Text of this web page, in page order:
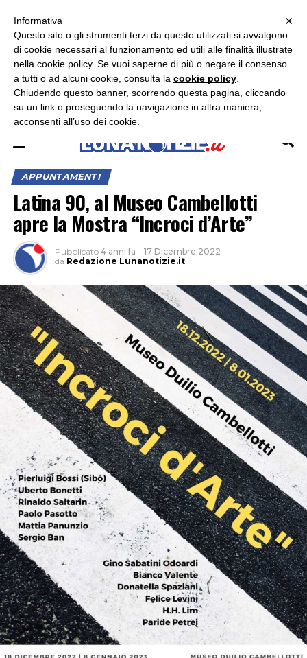
ASCOLTA RADIO LUNA
APPUNTAMENTI
Latina 90, al Museo Cambellotti
apre la Mostra “Incroci d’Arte”
Pubblicato 4 anni fa – 17 Dicembre 2022
da Redazione Lunanotizie.it
×
×
Informativa
Questo sito o gli strumenti terzi da questo utilizzati si avvalgono
di cookie necessari al funzionamento ed utili alle finalità illustrate
nella cookie policy. Se vuoi saperne di più o negare il consenso
a tutti o ad alcuni cookie, consulta la cookie policy
Chiudendo questo banner, scorrendo questa pagina, cliccando
su un link o proseguendo la navigazione in altra maniera,
acconsenti all’uso dei cookie.